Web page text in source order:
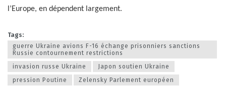
l’Europe, en dépendent largement.
Tags:
guerre Ukraine avions F-16 échange prisonniers sanctions
Russie contournement restrictions
invasion russe Ukraine
Japon soutien Ukraine
pression Poutine
Zelensky Parlement européen